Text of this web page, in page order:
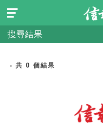
搜尋結果
- 共 0 個結果